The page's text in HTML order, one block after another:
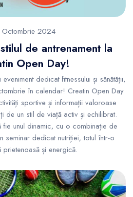
Octombrie 2024
de antrenament la
Open Day!
dedicat fitnessului și sănătății,
în calendar! Creatin Open Day
sportive și informații valoroase
de un stil de viață activ și echilibrat.
fie unul dinamic, cu o combinație de
seminar dedicat nutriției, totul într-o
prietenoasă și energică.